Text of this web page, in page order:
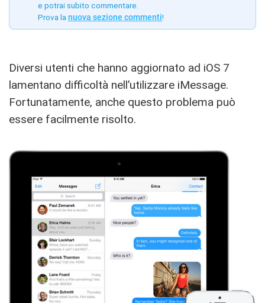
e potrai subito commentare.
Prova la nuova sezione commenti!
Diversi utenti che hanno aggiornato ad iOS 7
lamentano difficoltà nell’utilizzare iMessage.
Fortunatamente, anche questo problema può
essere facilmente risolto.